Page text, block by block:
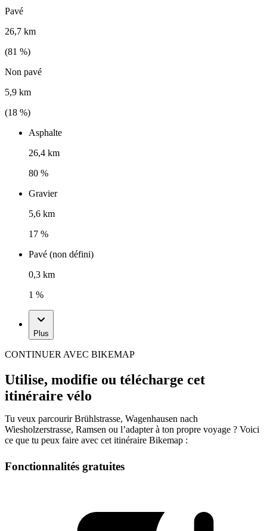
Pavé
26,7 km
(81 %)
Non pavé
5,9 km
(18 %)
Asphalte
26,4 km
80 %
Gravier
5,6 km
17 %
Pavé (non défini)
0,3 km
1 %
Plus
CONTINUER AVEC BIKEMAP
Utilise, modifie ou télécharge cet
itinéraire vélo
Tu veux parcourir Brühlstrasse, Wagenhausen nach
Wiesholzerstrasse, Ramsen ou l’adapter à ton propre voyage ? Voici
ce que tu peux faire avec cet itinéraire Bikemap :
Fonctionnalités gratuites